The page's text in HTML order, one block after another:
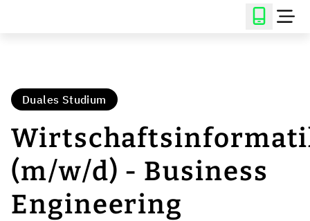
Duales Studium
(m/w/d) - Business
Engineering